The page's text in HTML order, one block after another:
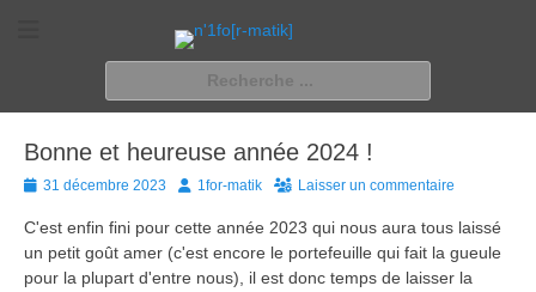
n'1fo[r-matik]
Pour les nymphos d'infos en info…
Bonne et heureuse année 2024 !
Posted
31 décembre 2023 Author1for-matik Laisser un commentaire
C'est enfin fini pour cette année 2023 qui nous aura tous laissé
un petit goût amer (c'est encore le portefeuille qui fait la gueule
pour la plupart d'entre nous), il est donc temps de laisser la